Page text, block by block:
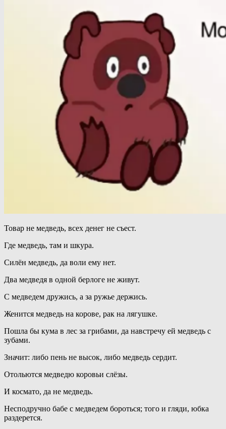
Товар не медведь, всех денег не съест.
Где медведь, там и шкура.
Силён медведь, да воли ему нет.
Два медведя в одной берлоге не живут.
С медведем дружись, а за ружье держись.
Женится медведь на корове, рак на лягушке.
Пошла бы кума в лес за грибами, да навстречу ей медведь с
зубами.
Значит: либо пень не высок, либо медведь сердит.
Отольются медведю коровьи слёзы.
И космато, да не медведь.
Несподручно бабе с медведем бороться; того и гляди, юбка
раздерется.